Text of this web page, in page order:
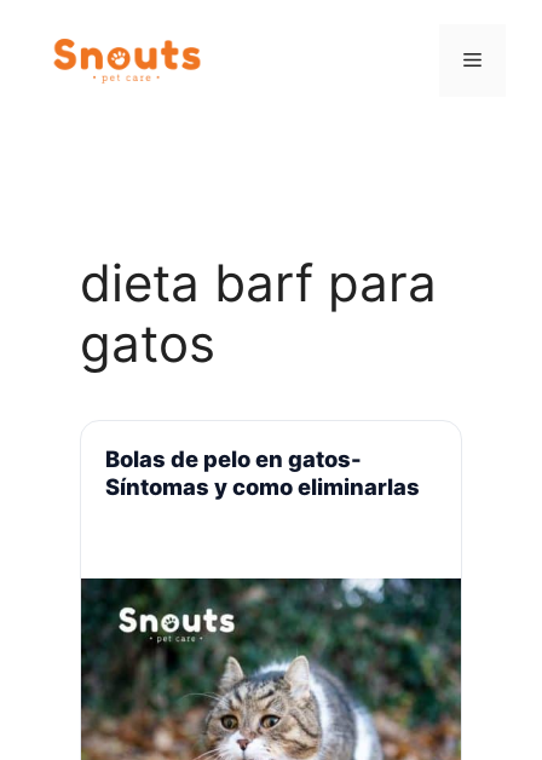
contenido
Menú
dieta barf para
gatos
Bolas de pelo en gatos-
Síntomas y como eliminarlas